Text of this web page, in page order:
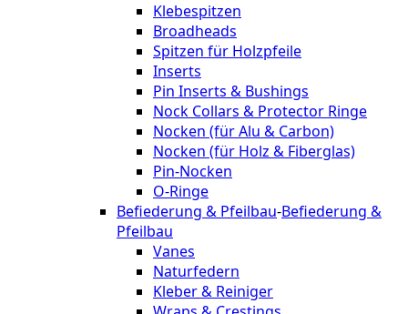
Klebespitzen
Broadheads
Spitzen für Holzpfeile
Inserts
Pin Inserts & Bushings
Nock Collars & Protector Ringe
Nocken (für Alu & Carbon)
Nocken (für Holz & Fiberglas)
Pin-Nocken
O-Ringe
Befiederung & Pfeilbau-Befiederung &
Pfeilbau
Vanes
Naturfedern
Kleber & Reiniger